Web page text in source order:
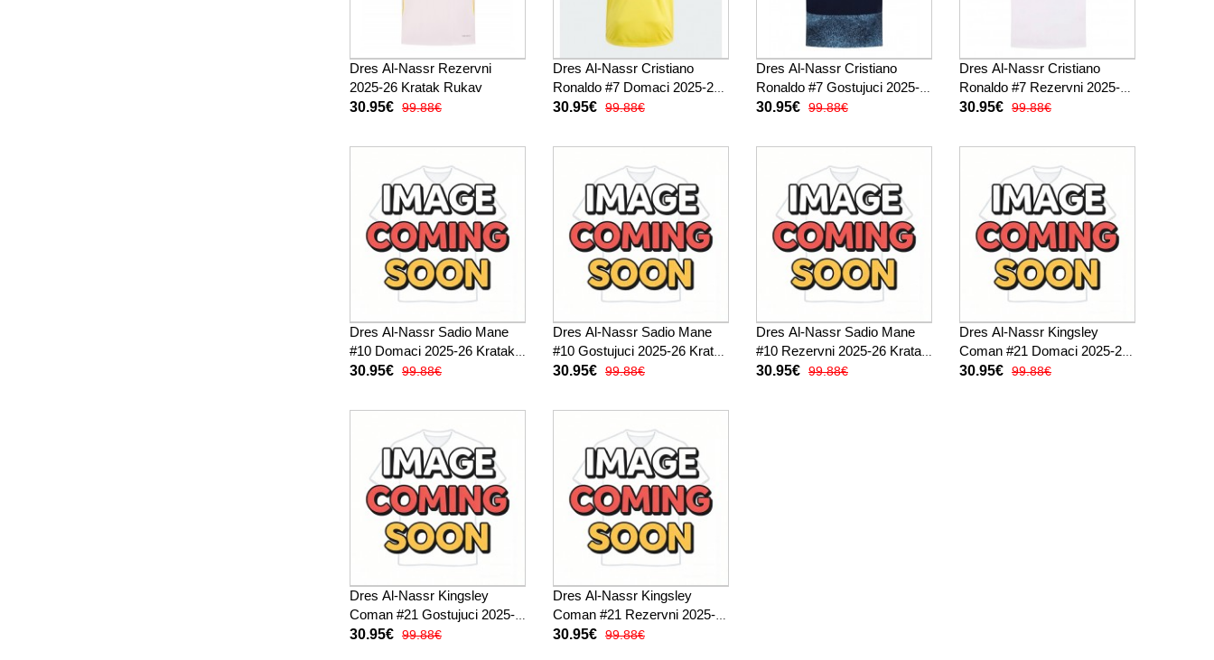
Dres Al-Nassr Rezervni
2025-26 Kratak Rukav
30.95€ 99.88€
Dres Al-Nassr Cristiano
Ronaldo #7 Domaci 2025-26
Kratak Rukav
30.95€ 99.88€
Dres Al-Nassr Cristiano
Ronaldo #7 Gostujuci 2025-
26 Kratak Rukav
30.95€ 99.88€
Dres Al-Nassr Cristiano
Ronaldo #7 Rezervni 2025-26
Kratak Rukav
30.95€ 99.88€
Dres Al-Nassr Sadio Mane
#10 Domaci 2025-26 Kratak
Rukav
30.95€ 99.88€
Dres Al-Nassr Sadio Mane
#10 Gostujuci 2025-26 Kratak
Rukav
30.95€ 99.88€
Dres Al-Nassr Sadio Mane
#10 Rezervni 2025-26 Kratak
Rukav
30.95€ 99.88€
Dres Al-Nassr Kingsley
Coman #21 Domaci 2025-26
Kratak Rukav
30.95€ 99.88€
Dres Al-Nassr Kingsley
Coman #21 Gostujuci 2025-
26 Kratak Rukav
30.95€ 99.88€
Dres Al-Nassr Kingsley
Coman #21 Rezervni 2025-
26 Kratak Rukav
30.95€ 99.88€